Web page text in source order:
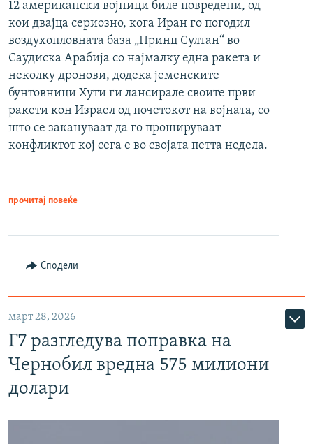
12 американски војници биле повредени, од
кои двајца сериозно, кога Иран го погодил
воздухопловната база „Принц Султан“ во
Саудиска Арабија со најмалку една ракета и
неколку дронови, додека јеменските
бунтовници Хути ги лансирале своите први
ракети кон Израел од почетокот на војната, со
што се закануваат да го прошируваат
конфликтот кој сега е во својата петта недела.
прочитај повеќе
Сподели
март 28, 2026
Г7 разгледува поправка на
Чернобил вредна 575 милиони
долари